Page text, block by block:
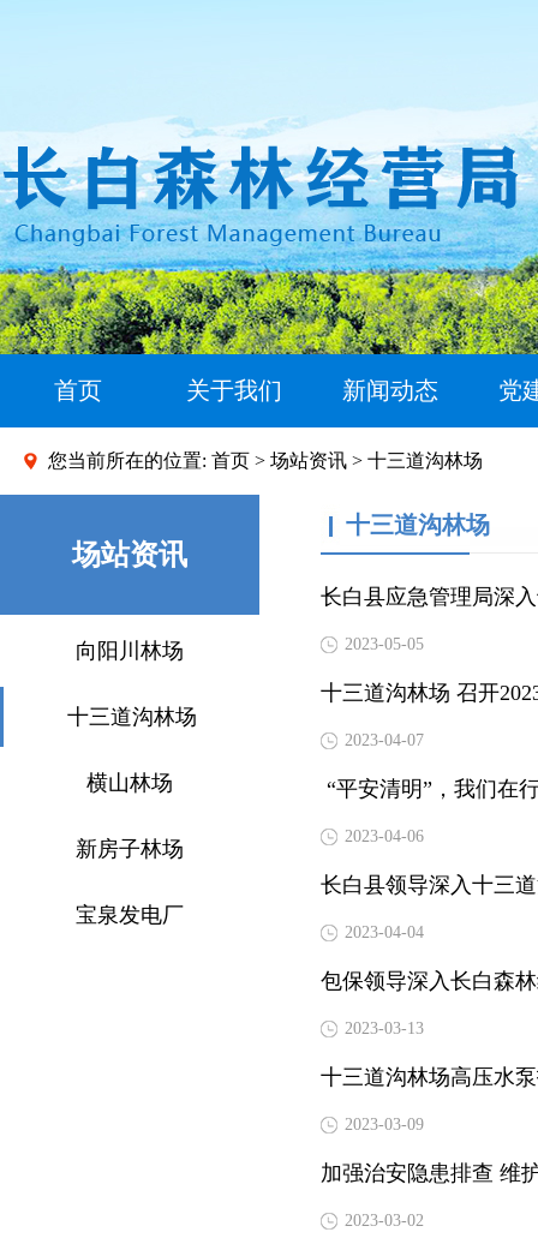
首页 关于我们 新闻动态 党
您当前所在的位置: 首页 > 场站资讯 > 十三道沟林场
场站资讯
向阳川林场
十三道沟林场
横山林场
新房子林场
宝泉发电厂
十三道沟林场
长白县应急管理局深
2023-05-05
十三道沟林场 召开
2023-04-07
“平安清明”，我们在
2023-04-06
长白县领导深入十三
2023-04-04
包保领导深入长白森
2023-03-13
十三道沟林场高压水
2023-03-09
加强治安隐患排查 维
2023-03-02